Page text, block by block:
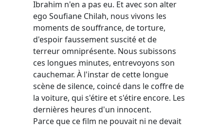
Ibrahim n'en a pas eu. Et avec son alter
ego Soufiane Chilah, nous vivons les
moments de souffrance, de torture,
d'espoir faussement suscité et de
terreur omniprésente. Nous subissons
ces longues minutes, entrevoyons son
cauchemar. À l'instar de cette longue
scène de silence, coincé dans le coffre de
la voiture, qui s'étire et s'étire encore. Les
dernières heures d'un innocent.
Parce que ce film ne pouvait ni ne devait